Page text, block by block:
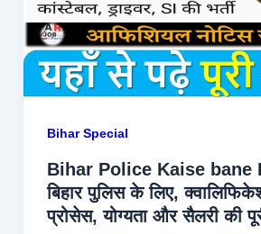
Bihar Special
Bihar Police Kaise bane
बिहार पुलिस के लिए,
प्रोसेस, योग्यता और सैलरी की